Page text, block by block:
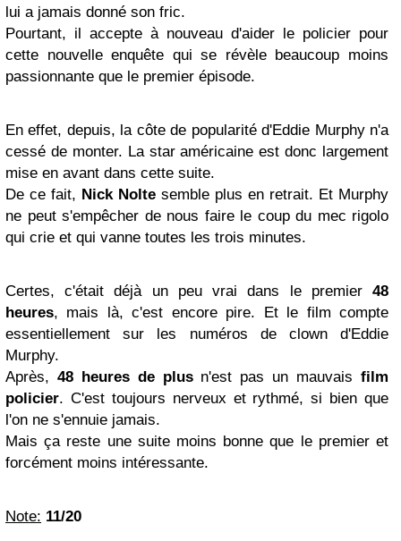
lui a jamais donné son fric.
Pourtant, il accepte à nouveau d'aider le policier pour
cette nouvelle enquête qui se révèle beaucoup moins
passionnante que le premier épisode.
En effet, depuis, la côte de popularité d'Eddie Murphy n'a
cessé de monter. La star américaine est donc largement
mise en avant dans cette suite.
De ce fait, Nick Nolte semble plus en retrait. Et Murphy
ne peut s'empêcher de nous faire le coup du mec rigolo
qui crie et qui vanne toutes les trois minutes.
Certes, c'était déjà un peu vrai dans le premier48
heures, mais là, c'est encore pire. Et le film compte
essentiellement sur les numéros de clown d'Eddie
Murphy.
Après, 48 heures de plusn'est pas un mauvaisfilm
policier. C'est toujours nerveux et rythmé, si bien que
l'on ne s'ennuie jamais.
Mais ça reste une suite moins bonne que le premier et
forcément moins intéressante.
Note: 11/20